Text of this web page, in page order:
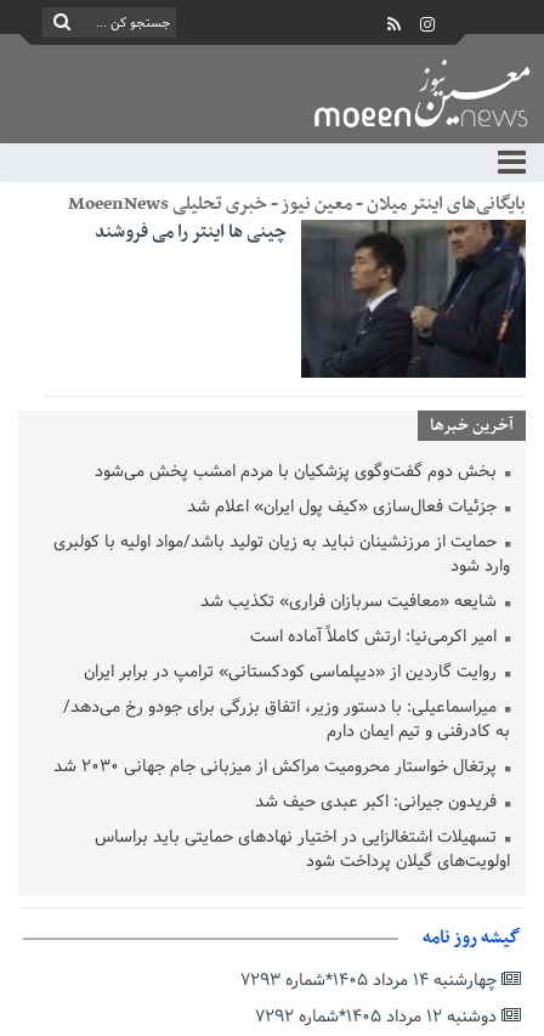
بایگانی‌های اینتر میلان - معین نیوز - خبری تحلیلی MoeenNews
چینی ها اینتر را می فروشند
آخرین خبرها
بخش دوم گفت‌وگوی پزشکیان با مردم امشب پخش می‌شود
جزئیات فعال‌سازی «کیف پول ایران» اعلام شد
حمایت از مرزنشینان نباید به زیان تولید باشد/مواد اولیه با کولبری
وارد شود
شایعه «معافیت سربازان فراری» تکذیب شد
امیر اکرمی‌نیا: ارتش کاملاً آماده است
روایت گاردین از «دیپلماسی کودکستانی» ترامپ در برابر ایران
میراسماعیلی: با دستور وزیر، اتفاق بزرگی برای جودو رخ می‌دهد/
به کادرفنی و تیم ایمان دارم
پرتغال خواستار محرومیت مراکش از میزبانی جام جهانی ۲۰۳۰ شد
فریدون جیرانی: اکبر عبدی حیف شد
تسهیلات اشتغالزایی در اختیار نهادهای حمایتی باید براساس
اولویت‌های گیلان پرداخت شود
دفتر رهبر انقلاب: مطالب خارج از مراجع رسمی فاقد سندیت است
بقائی: فضای مذاکرات فنی و سیاسی ایران و عمان درباره تنگه هرمز،
مثبت است
گیشه روز نامه
چهارشنبه ۱۴ مرداد ۱۴۰۵*شماره ۷۲۹۳
دوشنبه ۱۲ مرداد ۱۴۰۵*شماره ۷۲۹۲